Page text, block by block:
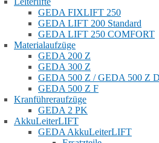
GEDA FIXLIFT 250
GEDA LIFT 200 Standard
GEDA LIFT 250 COMFORT
Materialaufzüge
GEDA 200 Z
GEDA 300 Z
GEDA 500 Z / GEDA 500 Z
GEDA 500 Z F
Kranführeraufzüge
GEDA 2 PK
AkkuLeiterLIFT
GEDA AkkuLeiterLIFT